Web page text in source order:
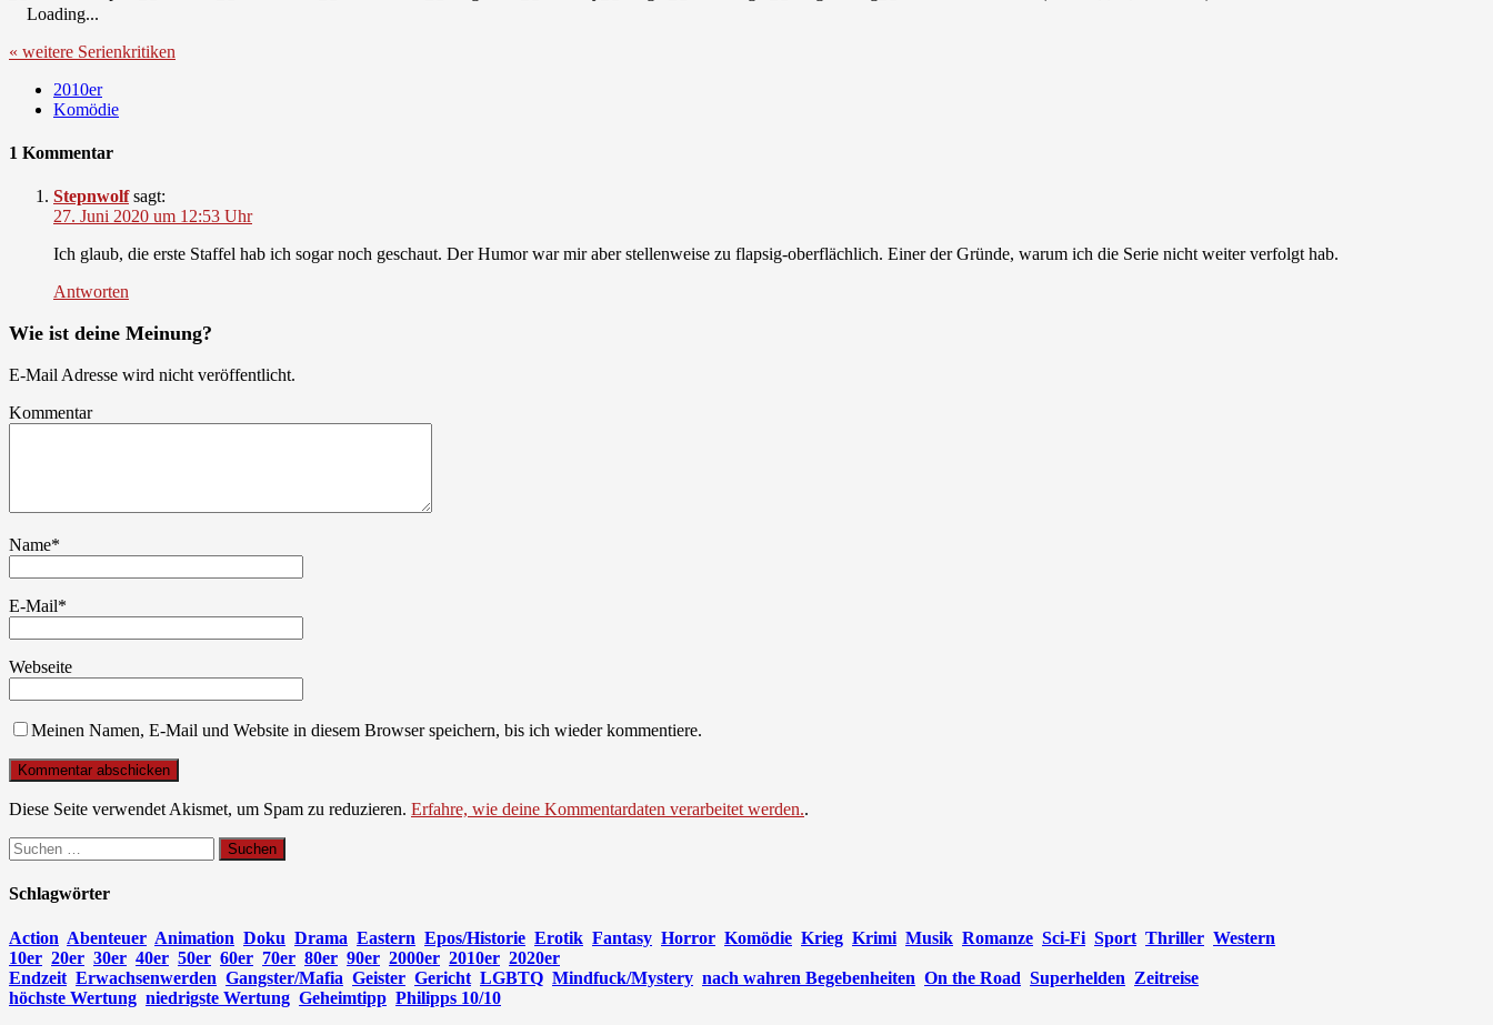
Loading...
« weitere Serienkritiken
2010er
Komödie
1 Kommentar
Stepnwolf sagt:
27. Juni 2020 um 12:53 Uhr
Ich glaub, die erste Staffel hab ich sogar noch geschaut. Der Humor war mir aber stellenweise zu flapsig-oberflächlich. Einer der Gründe, warum ich die Serie nicht weiter verfolgt hab.
Antworten
Wie ist deine Meinung?
E-Mail Adresse wird nicht veröffentlicht.
Kommentar
Name*
E-Mail*
Webseite
Meinen Namen, E-Mail und Website in diesem Browser speichern, bis ich wieder kommentiere.
Diese Seite verwendet Akismet, um Spam zu reduzieren. Erfahre, wie deine Kommentardaten verarbeitet werden..
Suchen
nach:
Schlagwörter
Action Abenteuer Animation Doku Drama Eastern Epos/Historie Erotik Fantasy Horror Komödie Krieg Krimi Musik Romanze Sci-Fi Sport Thriller Western
10er 20er 30er 40er 50er 60er 70er 80er 90er 2000er 2010er 2020er
Endzeit Erwachsenwerden Gangster/Mafia Geister Gericht LGBTQ Mindfuck/Mystery nach wahren Begebenheiten On the Road Superhelden Zeitreise
höchste Wertung niedrigste Wertung Geheimtipp Philipps 10/10